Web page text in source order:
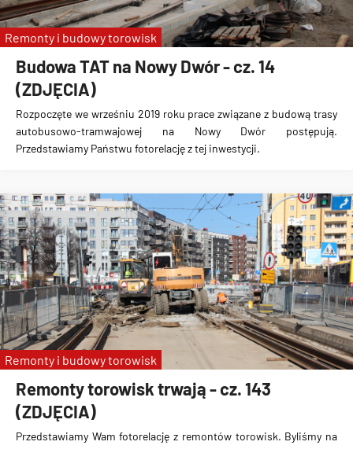
Budowa TAT na Nowy Dwór - cz. 14
(ZDJĘCIA)
Rozpoczęte we wrześniu 2019 roku prace związane z budową trasy
autobusowo-tramwajowej na Nowy Dwór postępują.
Przedstawiamy Państwu fotorelację z tej inwestycji.
Remonty i budowy torowisk
Remonty torowisk trwają - cz. 143
(ZDJĘCIA)
Przedstawiamy Wam fotorelację z remontów torowisk. Byliśmy na
Remonty i budowy torowisk